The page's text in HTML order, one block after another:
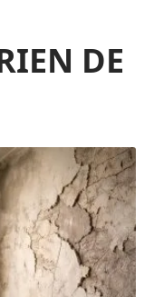
DE